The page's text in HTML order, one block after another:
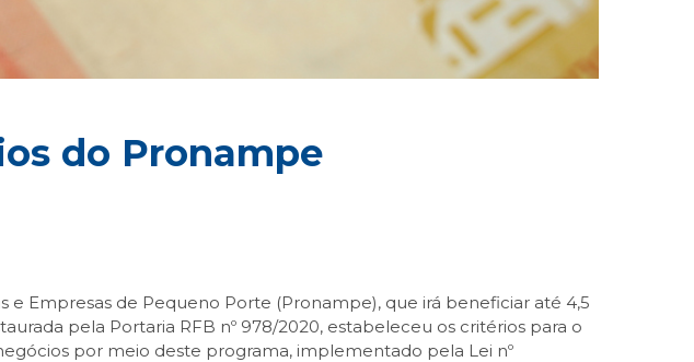
do Pronampe
Empresas de Pequeno Porte (Pronampe), que irá beneficiar até 4,5
pela Portaria RFB nº 978/2020, estabeleceu os critérios para o
por meio deste programa, implementado pela Lei nº